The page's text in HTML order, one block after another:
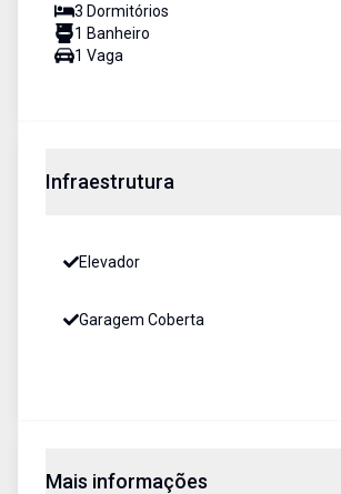
3 Dormitórios
1 Banheiro
1 Vaga
Infraestrutura
Elevador
Garagem Coberta
Mais informações